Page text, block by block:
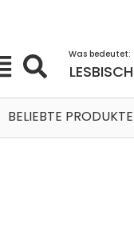
Was bedeutet:
LESBISCH
BELIEBTE PRODUKTE